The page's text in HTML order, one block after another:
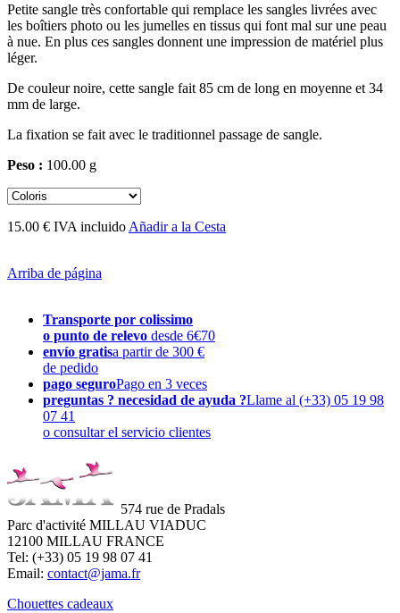
Petite sangle très confortable qui remplace les sangles livrées avec
les boîtiers photo ou les jumelles en tissus qui font mal sur une peau
à nue. En plus ces sangles donnent une impression de matériel plus
léger.
De couleur noire, cette sangle fait 85 cm de long en moyenne et 34
mm de large.
La fixation se fait avec le traditionnel passage de sangle.
Peso : 100.00 g
15.00 € IVA incluido Añadir a la Cesta
Arriba de página
Transporte por colissimo
o punto de relevo desde 6€70
envío gratisa partir de 300 €
de pedido
pago seguroPago en 3 veces
preguntas ? necesidad de ayuda ?Llame al (+33) 05 19 98
07 41
o consultar el servicio clientes
574 rue de Pradals
Parc d'activité MILLAU VIADUC
12100 MILLAU FRANCE
Tel: (+33) 05 19 98 07 41
Email: contact@jama.fr
Chouettes cadeaux